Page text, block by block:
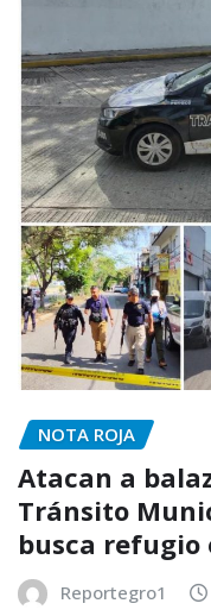
NOTA ROJA
Atacan a
Tránsito
busca refugio
Reportegro1